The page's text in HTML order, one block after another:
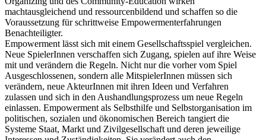
machtausgleichend und ressourcenbildend und schaffen so die
Voraussetzung für schrittweise Empowermenterfahrungen
Benachteiligter.
Empowerment lässt sich mit einem Gesellschaftsspiel vergleichen.
Neue SpielerInnen verschaffen sich Zugang, spielen auf ihre Weise
mit und verändern die Regeln. Nicht nur die vorher vom Spiel
Ausgeschlossenen, sondern alle MitspielerInnen müssen sich
verändern, neue AkteurInnen mit ihren Ideen und Verfahren
zulassen und sich in den Aushandlungsprozess um neue Regeln
einlassen. Empowerment als Selbsthilfe und Selbstorganisation im
politischen, sozialen und ökonomischen Bereich tangiert die
Systeme Staat, Markt und Zivilgesellschaft und deren jeweilige